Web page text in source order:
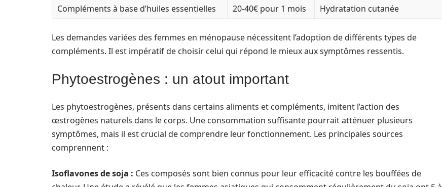
Compléments à base d’huiles essentielles 20-40€ pour 1 mois Hydratation cutanée
Les demandes variées des femmes en ménopause nécessitent l’adoption de différents types de
compléments. Il est impératif de choisir celui qui répond le mieux aux symptômes ressentis.
Phytoestrogènes : un atout important
Les phytoestrogènes, présents dans certains aliments et compléments, imitent l’action des
œstrogènes naturels dans le corps. Une consommation suffisante pourrait atténuer plusieurs
symptômes, mais il est crucial de comprendre leur fonctionnement. Les principales sources
comprennent :
Isoflavones de soja : Ces composés sont bien connus pour leur efficacité contre les bouffées de